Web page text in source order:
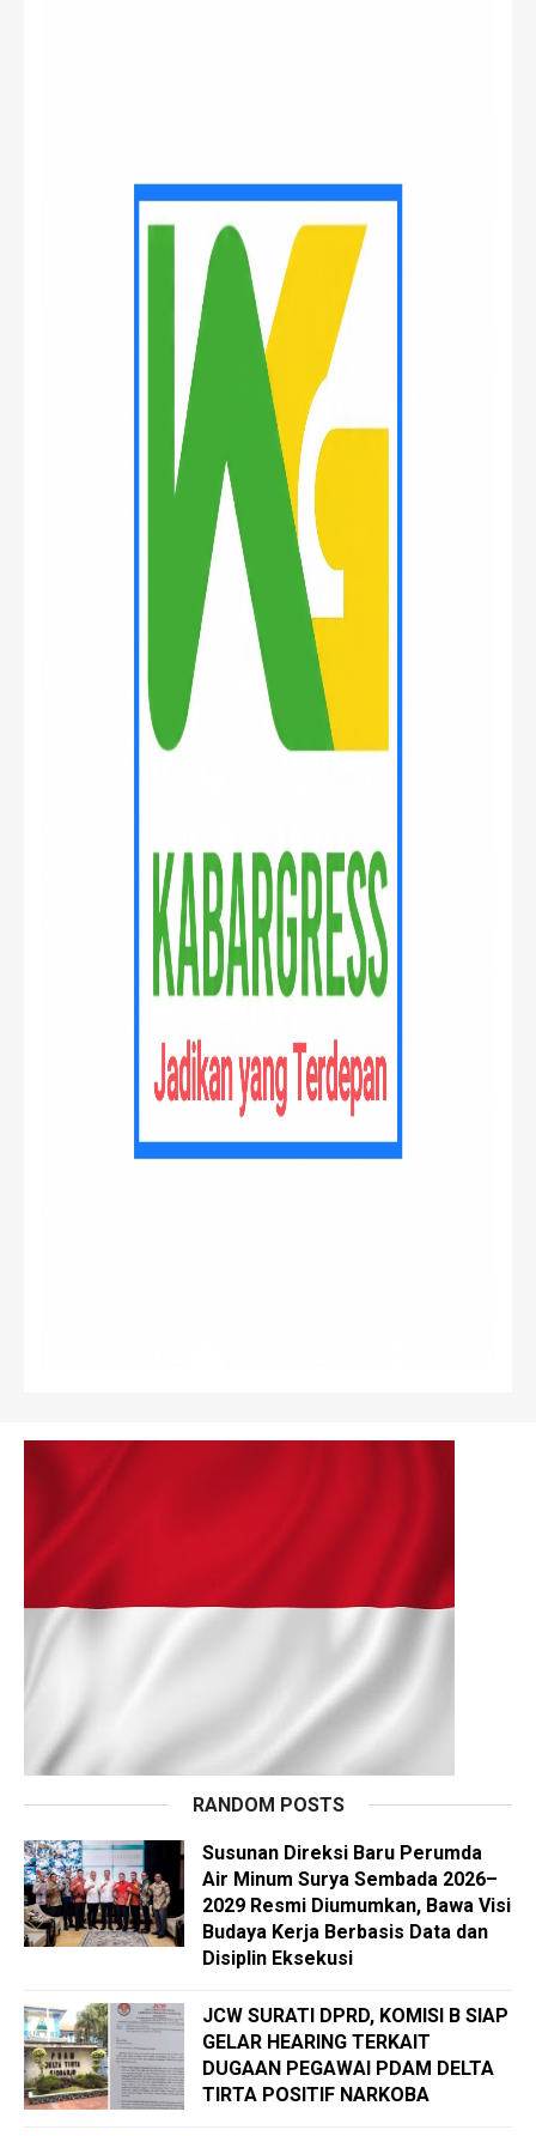
RANDOM POSTS
Susunan Direksi Baru Perumda
Air Minum Surya Sembada 2026–
2029 Resmi Diumumkan, Bawa Visi
Budaya Kerja Berbasis Data dan
Disiplin Eksekusi
JCW SURATI DPRD, KOMISI B SIAP
GELAR HEARING TERKAIT
DUGAAN PEGAWAI PDAM DELTA
TIRTA POSITIF NARKOBA